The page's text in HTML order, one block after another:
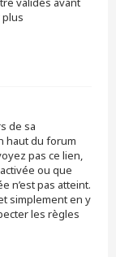
plus
de sa
haut du forum
pas ce lien,
ou que
n’est pas atteint.
simplement en y
les règles